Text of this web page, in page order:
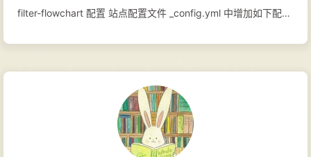
filter-flowchart 配置 站点配置文件 _config.yml 中增加如下配
flowchart:
https://cdn.bootcss.com/flowchart/1.11.3/flowchart.min.js
options: scale: 1, line-width: 2 line-length: 50 text-margin: 10
font-size: 12 示例 新建文章，增加如下内容：
12345678910st=>start: 开